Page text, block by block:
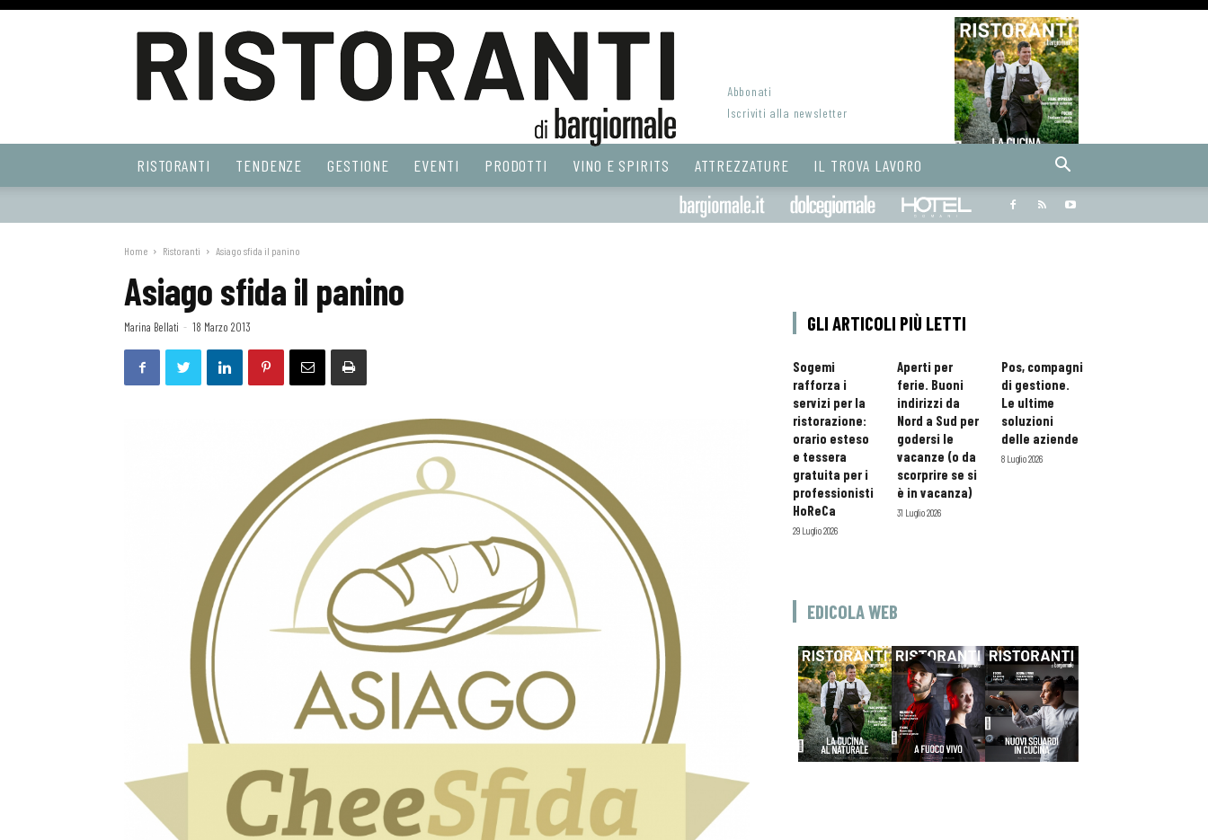
Web
Abbonati
Iscriviti alla newsletter
RISTORANTI TENDENZE GESTIONE EVENTI PRODOTTI VINO E SPIRITS ATTREZZATURE IL TROVA LAVORO
Bargiornale dolcegiornale
Home Ristoranti Asiago sfida il panino
Asiago sfida il panino
Marina Bellati - 18 Marzo 2013 GLI ARTICOLI PIÙ LETTI
Sogemi
rafforza i
servizi per la
ristorazione:
orario esteso
e tessera
gratuita per i
professionisti
HoReCa
29 Luglio 2026
Aperti per
ferie. Buoni
indirizzi da
Nord a Sud per
godersi le
vacanze (o da
scorprire se si
è in vacanza)
31 Luglio 2026
Pos, compagni
di gestione.
Le ultime
soluzioni
delle aziende
8 Luglio 2026
EDICOLA WEB